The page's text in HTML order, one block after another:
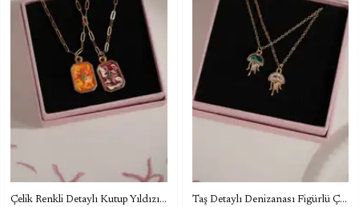
Çelik Renkli Detaylı Kutup Yıldızı Plaka Kolye Taş Detaylı Denizanası Figürlü Çelik Kolye